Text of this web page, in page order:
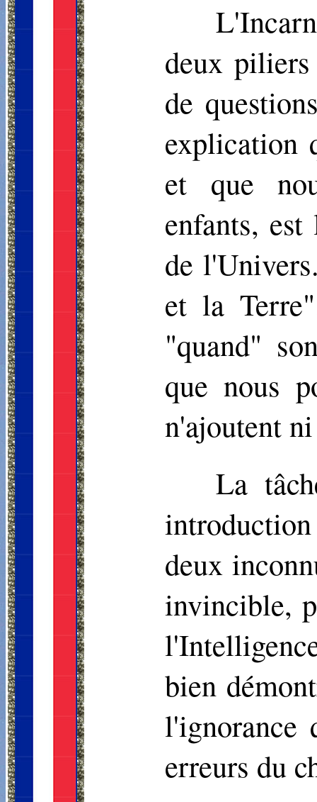
deux
de
explication
et que
enfants,
de
et la
"quand"
que nous
n'ajoutent
La
deux
invincible,
bien
l'ignorance
erreurs du